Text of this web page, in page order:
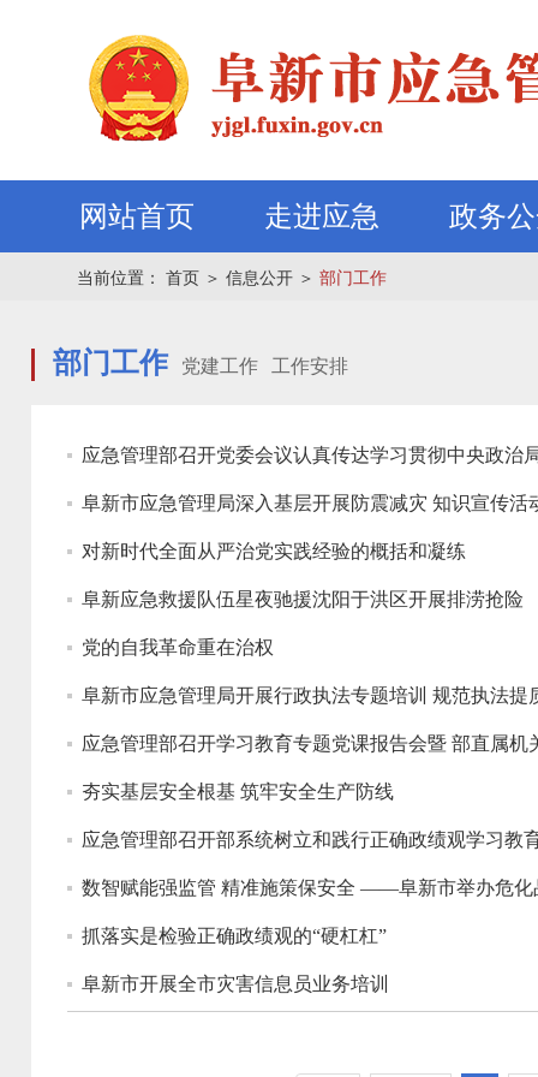
网站首页 走进应急 政务
当前位置： 首页 ＞ 信息公开 ＞ 部门工作
部门工作 党建工作 工作安排
应急管理部召开党委会议认真传达学习贯彻中央政
阜新市应急管理局深入基层开展防震减灾 知识宣传活
对新时代全面从严治党实践经验的概括和凝练
阜新应急救援队伍星夜驰援沈阳于洪区开展排涝抢险
党的自我革命重在治权
阜新市应急管理局开展行政执法专题培训 规范执法提
应急管理部召开学习教育专题党课报告会暨 部直属机
夯实基层安全根基 筑牢安全生产防线
应急管理部召开部系统树立和践行正确政绩观学习教
数智赋能强监管 精准施策保安全 ——阜新市举办危化
抓落实是检验正确政绩观的“硬杠杠”
阜新市开展全市灾害信息员业务培训